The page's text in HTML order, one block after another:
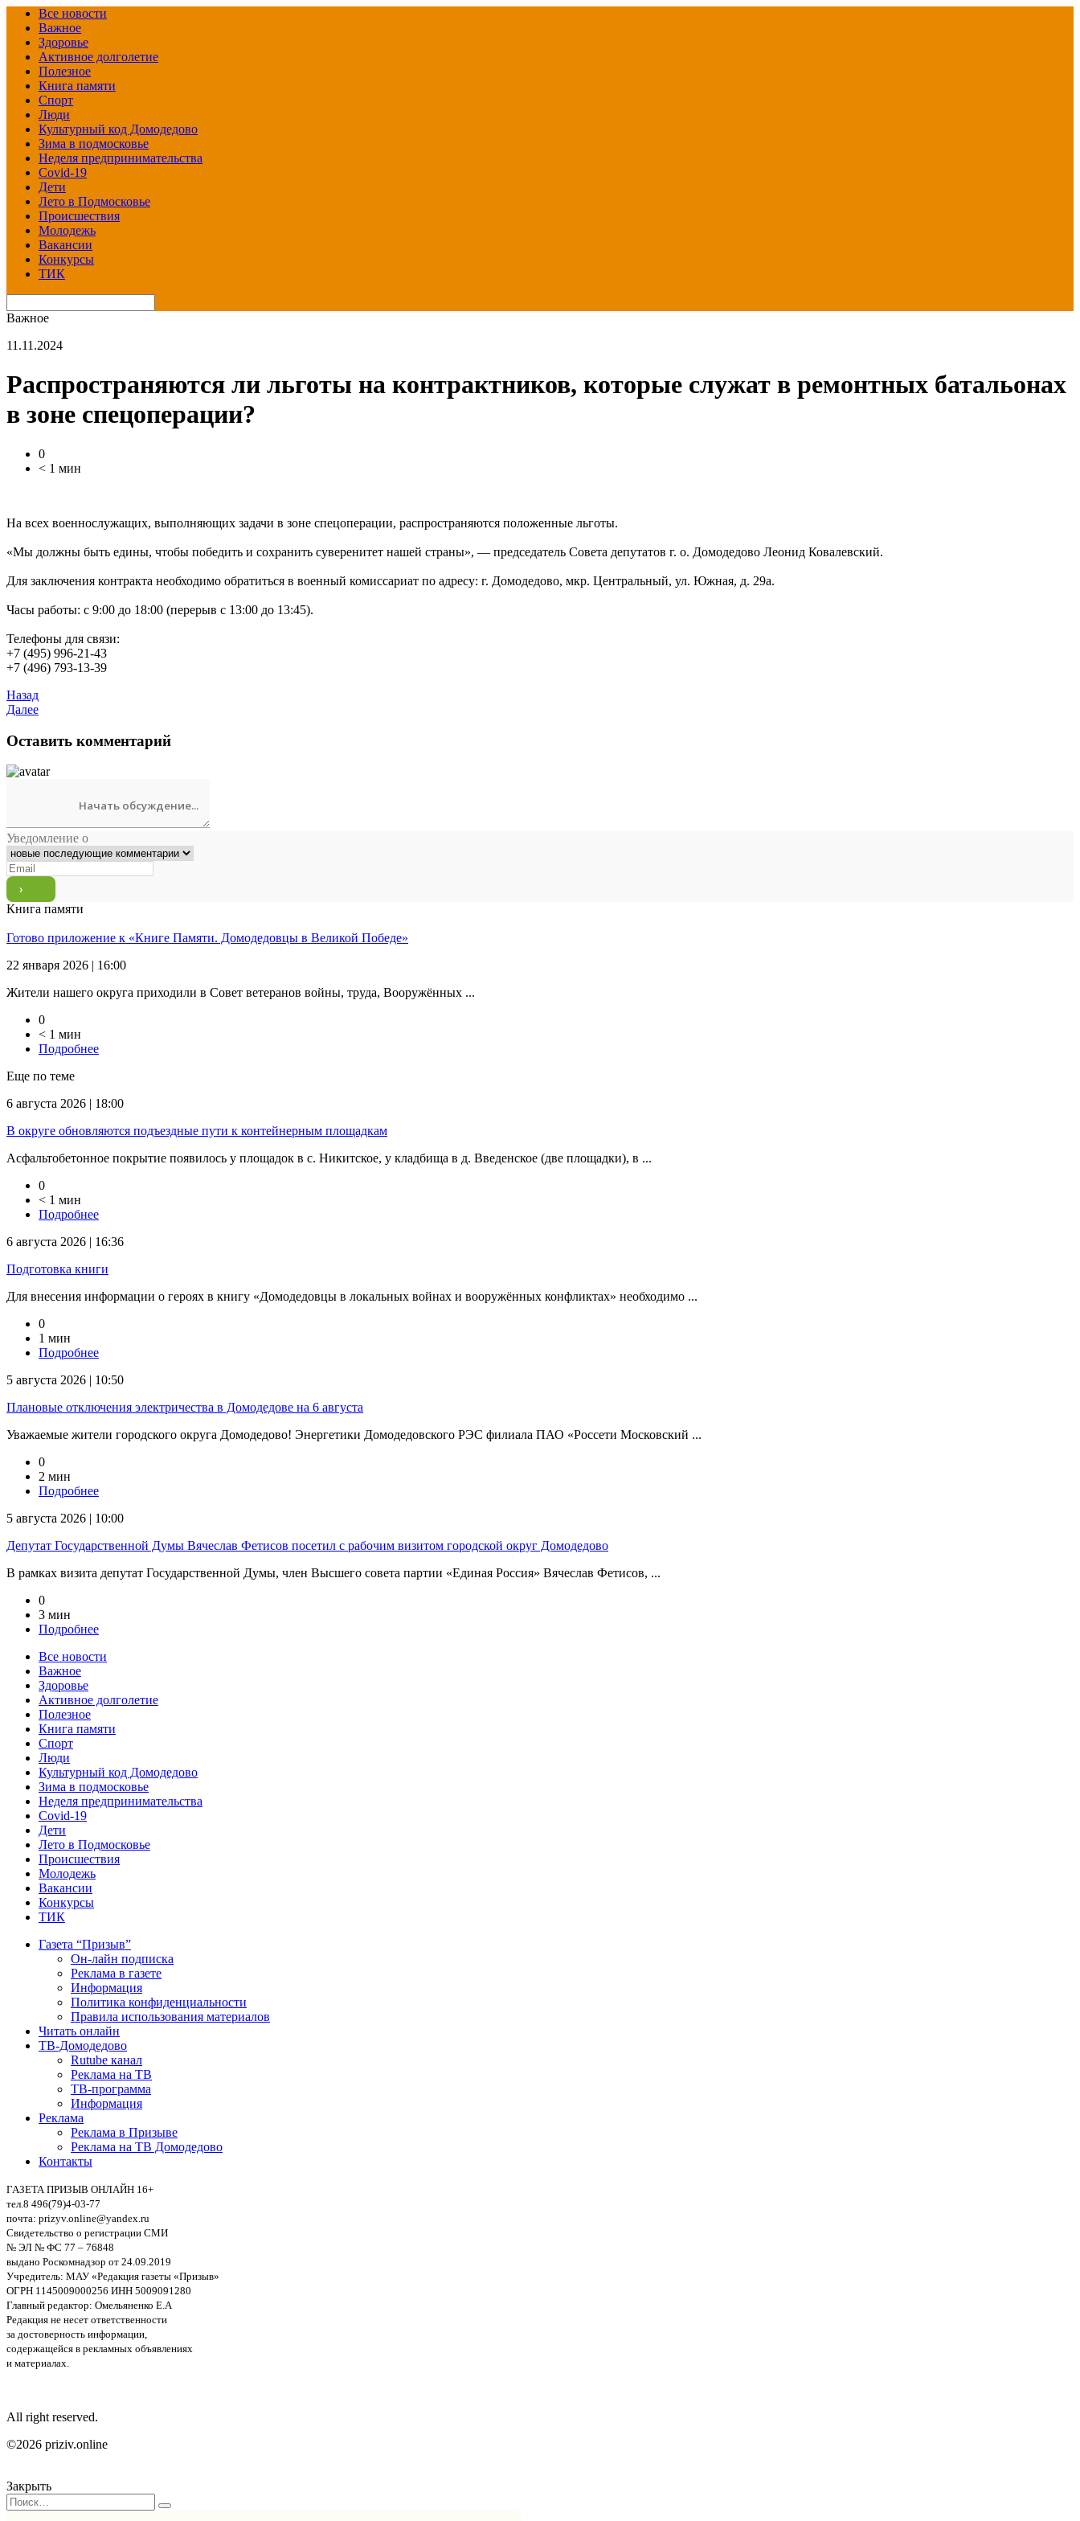
Все новости
Важное
Здоровье
Активное долголетие
Полезное
Книга памяти
Спорт
Люди
Культурный код Домодедово
Зима в подмосковье
Неделя предпринимательства
Covid-19
Дети
Лето в Подмосковье
Происшествия
Молодежь
Вакансии
Конкурсы
ТИК
Важное
11.11.2024
Распространяются ли льготы на контрактников, которые служат в ремонтных батальонах
в зоне спецоперации?
0
< 1 мин
На всех военнослужащих, выполняющих задачи в зоне спецоперации, распространяются положенные льготы.
«Мы должны быть едины, чтобы победить и сохранить суверенитет нашей страны», — председатель Совета депутатов г. о. Домодедово Леонид Ковалевский.
Для заключения контракта необходимо обратиться в военный комиссариат по адресу: г. Домодедово, мкр. Центральный, ул. Южная, д. 29а.
Часы работы: с 9:00 до 18:00 (перерыв с 13:00 до 13:45).
Телефоны для связи:
+7 (495) 996-21-43
+7 (496) 793-13-39
Назад
Далее
Оставить комментарий
Уведомление о
Книга памяти
Готово приложение к «Книге Памяти. Домодедовцы в Великой Победе»
22 января 2026 | 16:00
Жители нашего округа приходили в Совет ветеранов войны, труда, Вооружённых ...
0
< 1 мин
Подробнее
Еще по теме
6 августа 2026 | 18:00
В округе обновляются подъездные пути к контейнерным площадкам
Асфальтобетонное покрытие появилось у площадок в с. Никитское, у кладбища в д. Введенское (две площадки), в ...
0
< 1 мин
Подробнее
6 августа 2026 | 16:36
Подготовка книги
Для внесения информации о героях в книгу «Домодедовцы в локальных войнах и вооружённых конфликтах» необходимо ...
0
1 мин
Подробнее
5 августа 2026 | 10:50
Плановые отключения электричества в Домодедове на 6 августа
Уважаемые жители городского округа Домодедово! Энергетики Домодедовского РЭС филиала ПАО «Россети Московский ...
0
2 мин
Подробнее
5 августа 2026 | 10:00
Депутат Государственной Думы Вячеслав Фетисов посетил с рабочим визитом городской округ Домодедово
В рамках визита депутат Государственной Думы, член Высшего совета партии «Единая Россия» Вячеслав Фетисов, ...
0
3 мин
Подробнее
Все новости
Важное
Здоровье
Активное долголетие
Полезное
Книга памяти
Спорт
Люди
Культурный код Домодедово
Зима в подмосковье
Неделя предпринимательства
Covid-19
Дети
Лето в Подмосковье
Происшествия
Молодежь
Вакансии
Конкурсы
ТИК
Газета “Призыв”
Он-лайн подписка
Реклама в газете
Информация
Политика конфиденциальности
Правила использования материалов
Читать онлайн
ТВ-Домодедово
Rutube канал
Реклама на ТВ
ТВ-программа
Информация
Реклама
Реклама в Призыве
Реклама на ТВ Домодедово
Контакты
ГАЗЕТА ПРИЗЫВ ОНЛАЙН 16+
тел.8 496(79)4-03-77
почта: prizyv.online@yandex.ru
Свидетельство о регистрации СМИ
№ ЭЛ № ФС 77 – 76848
выдано Роскомнадзор от 24.09.2019
Учредитель: МАУ «Редакция газеты «Призыв»
ОГРН 1145009000256 ИНН 5009091280
Главный редактор: Омельяненко Е.А
Редакция не несет ответственности
за достоверность информации,
содержащейся в рекламных объявлениях
и материалах.
All right reserved.
©2026 priziv.online
Закрыть